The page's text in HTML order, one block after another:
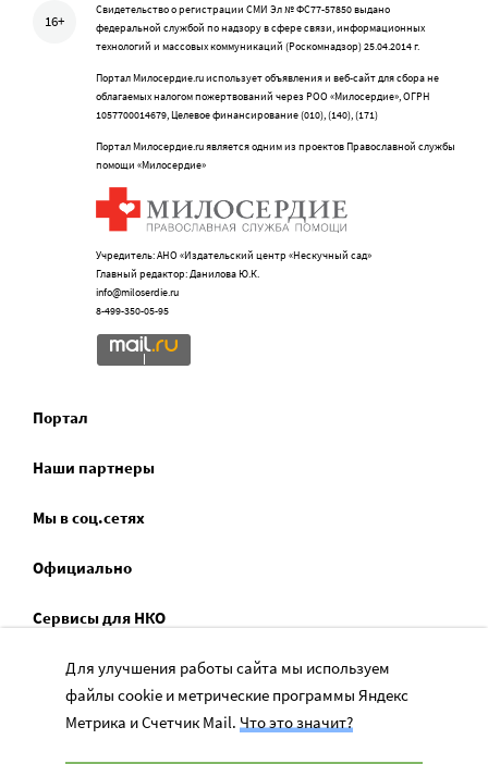
16+
Свидетельство о регистрации СМИ Эл № ФС77-57850 выдано
федеральной службой по надзору в сфере связи, информационных
технологий и массовых коммуникаций (Роскомнадзор) 25.04.2014 г.
Портал Милосердие.ru использует объявления и веб-сайт для сбора не
облагаемых налогом пожертвований через РОО «Милосердие», ОГРН
1057700014679, Целевое финансирование (010), (140), (171)
Портал Милосердие.ru является одним из проектов Православной службы
помощи «Милосердие»
Учредитель: АНО «Издательский центр «Нескучный сад»
Главный редактор: Данилова Ю.К.
info@miloserdie.ru
8-499-350-05-95
Портал
Наши партнеры
Мы в соц.сетях
Официально
Сервисы для НКО
Спецпроекты
Социальное служение
Для улучшения работы сайта мы используем
файлы cookie и метрические программы Яндекс
Метрика и Счетчик Mail. Что это значит?